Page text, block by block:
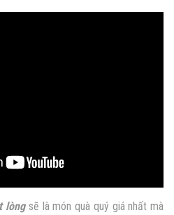
lòngsẽ là món quà quý giá nhất mà